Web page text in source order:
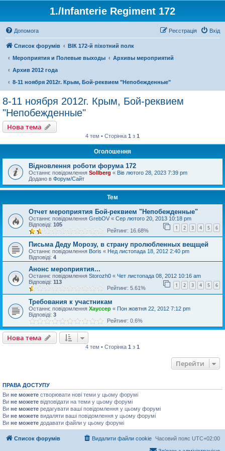
1./Infanterie Regiment 172
Допомога Вхід
Реєстрація
Список форумів
ВІК 172-й піхотний полк
Мероприятия и Полевые выходы
Архивы мероприятий
Архив 2012 года
8-11 ноября 2012г. Крым, Бой-реквием "Непобежденные"
8-11 ноября 2012г. Крым, Бой-реквием
"Непобежденные"
Нова тема
4 тем • Сторінка 1 з 1
Оголошення
Відновлення роботи форума 172
Останнє повідомлення Sollberg « Вів лютого 28, 2023 7:39 pm
Додано в Форум/Сайт
Тем
Отчет мероприятия Бой-реквием "Непобежденные"
Останнє повідомлення GrebOV « Сер лютого 20, 2013 10:18 pm
Відповіді: 105 1 2 3 4 5 6
Рейтинг: 16.68%
Письма Деду Морозу, в страну пролюбленных вещщей
Останнє повідомлення Boris « Нед листопада 18, 2012 2:40 pm
Відповіді: 4
Анонс мероприятия...
Останнє повідомлення Storozh0 « Чет листопада 08, 2012 10:16 am
Відповіді: 113 1 2 3 4 5 6
Рейтинг: 5.61%
Требования к участникам
Останнє повідомлення Хауссер « Пон жовтня 22, 2012 7:12 pm
Відповіді: 3
Рейтинг: 0.6%
Нова тема
4 тем • Сторінка 1 з 1
Перейти
ПРАВА ДОСТУПУ
Ви не можете створювати нові теми у цьому форумі
Ви не можете відповідати на теми у цьому форумі
Ви не можете редагувати ваші повідомлення у цьому форумі
Ви не можете видаляти ваші повідомлення у цьому форумі
Ви не можете додавати файли у цьому форумі
Список форумів Часовий пояс UTC+02:00
Видалити файли cookie